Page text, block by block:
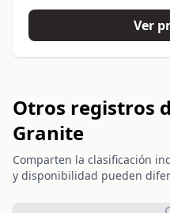
Ver
Otros registros
Granite
Comparten la clasificación
y disponibilidad pueden